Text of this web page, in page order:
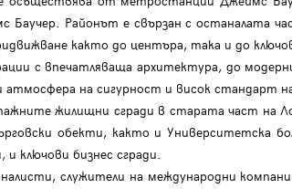
Баучер. Районът е свързан с останалата
както до центъра, така и до
с впечатляваща архитектура, до
на сигурност и висок стандарт
жилищни сгради в старата част на
обекти, както и Университетска
ключови бизнес сгради.
служители на международни